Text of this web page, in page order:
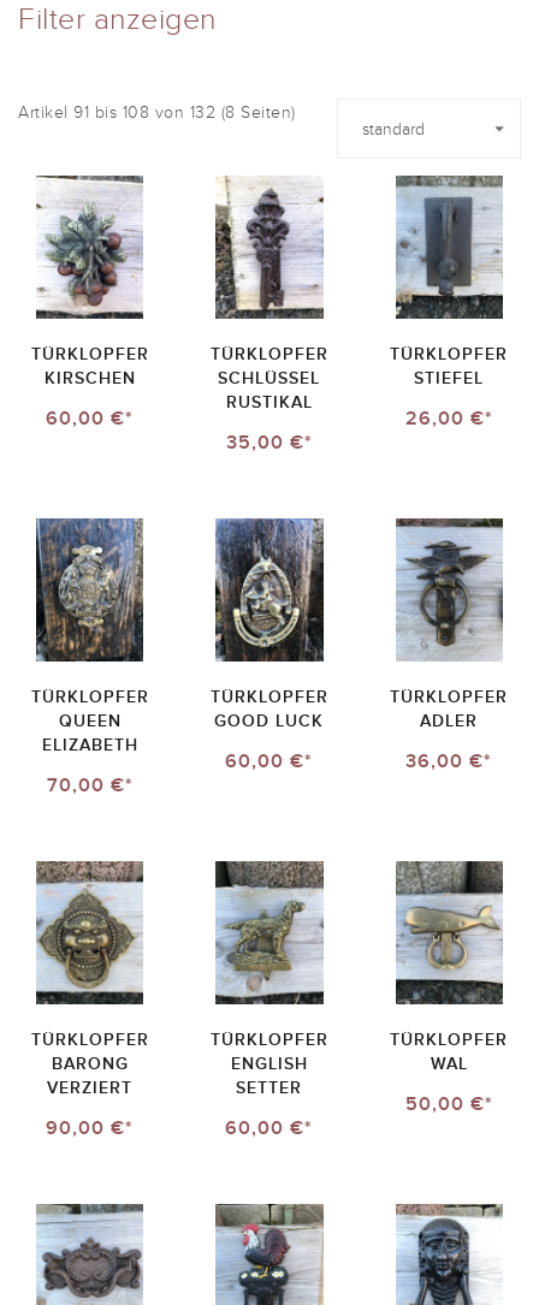
Filter anzeigen
Artikel 91 bis 108 von 132 (8 Seiten)
TÜRKLOPFER
KIRSCHEN
60,00 €*
TÜRKLOPFER
SCHLÜSSEL
RUSTIKAL
35,00 €*
TÜRKLOPFER
STIEFEL
26,00 €*
TÜRKLOPFER
QUEEN
ELIZABETH
70,00 €*
TÜRKLOPFER
GOOD LUCK
60,00 €*
TÜRKLOPFER
ADLER
36,00 €*
TÜRKLOPFER
BARONG
VERZIERT
90,00 €*
TÜRKLOPFER
ENGLISH
SETTER
60,00 €*
TÜRKLOPFER
WAL
50,00 €*